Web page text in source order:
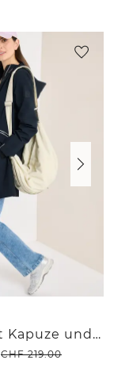
Mantel mit Kapuze und 2-Wege-Zipper
CHF219.00